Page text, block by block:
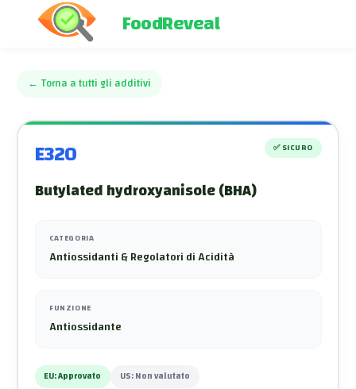
FoodReveal
← Torna a tutti gli additivi
E320 ✅SICURO
Butylated hydroxyanisole (BHA)
CATEGORIA
Antiossidanti & Regolatori di Acidità
FUNZIONE
Antiossidante
EU:Approvato US:Non valutato